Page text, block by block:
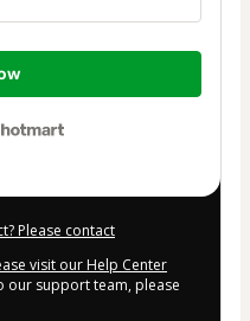
Please contact
visit our Help Center
our support team, please